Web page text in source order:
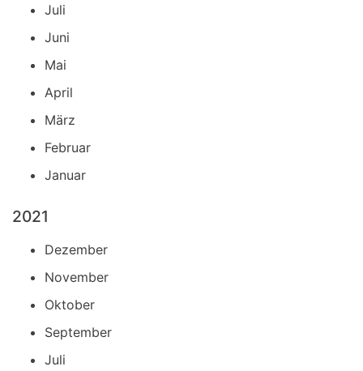
Juli
Juni
Mai
April
März
Februar
Januar
2021
Dezember
November
Oktober
September
Juli